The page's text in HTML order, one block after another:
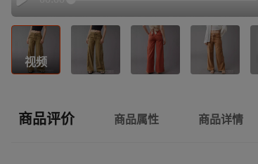
Play
视频
商品评价 商品属性 商品详情